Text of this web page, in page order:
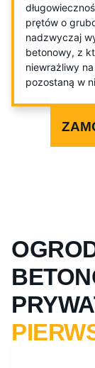
prętów o
nadzwyczaj
betonowy, z
niewrażliwy
pozostaną w